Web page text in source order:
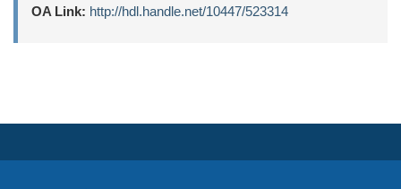
OA Link: http://hdl.handle.net/10447/523314